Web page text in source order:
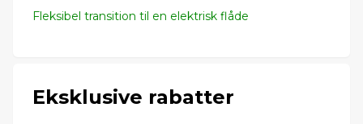
Fleksibel transition til en elektrisk flåde
Eksklusive rabatter